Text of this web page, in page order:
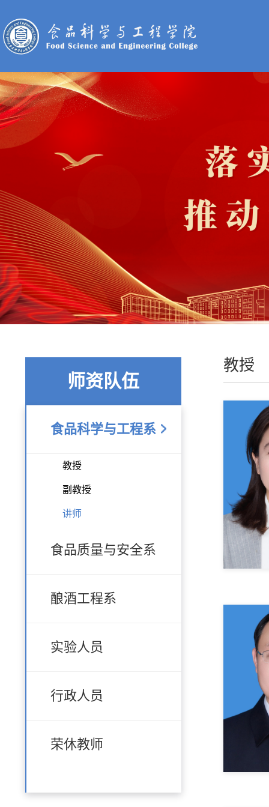
师资队伍
食品科学与工程系
教授
副教授
讲师
食品质量与安全系
酿酒工程系
实验人员
行政人员
荣休教师
教授